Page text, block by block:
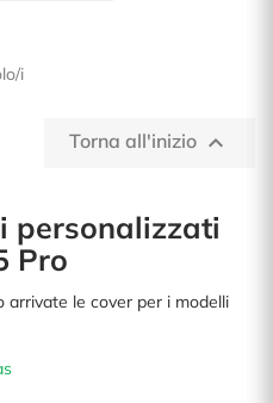
i
Torna all'inizio 
personalizzati
Pro
arrivate le cover per i modelli